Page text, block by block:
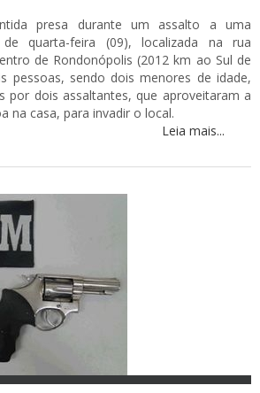
presa durante um assalto a uma
quarta-feira (09), localizada na rua
de Rondonópolis (2012 km ao Sul de
pessoas, sendo dois menores de idade,
por dois assaltantes, que aproveitaram a
na casa, para invadir o local.
Leia mais...